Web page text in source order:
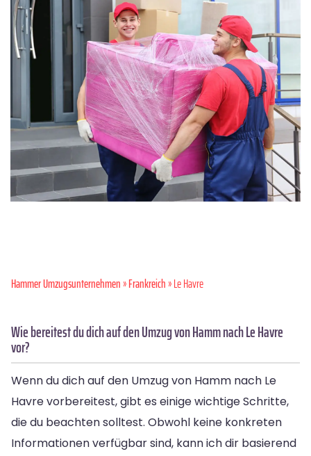
Hammer Umzugsunternehmen»Frankreich» Le Havre
Wie bereitest du dich auf den Umzug von Hamm nach Le Havre
vor?
Wenn du dich auf den Umzug von Hamm nach Le
Havre vorbereitest, gibt es einige wichtige Schritte,
die du beachten solltest. Obwohl keine konkreten
Informationen verfügbar sind, kann ich dir basierend